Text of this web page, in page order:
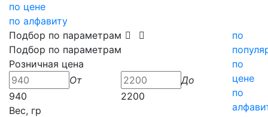
по цене
по алфавиту
Подбор по параметрам
Подбор по параметрам
Розничная цена
От
До
940
2200
Вес, гр
по
по
цене
по